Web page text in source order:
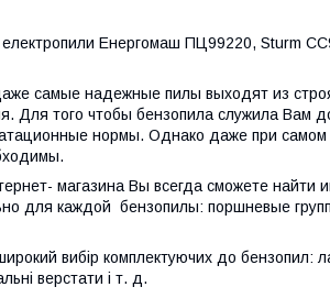
Енергомаш ПЦ99220, Sturm
самые надежные пилы выходят из
Для того чтобы бензопила служила Вам
нормы. Однако даже при
магазина Вы всегда сможете
для каждой бензопилы: поршневые
вибір комплектуючих до бензопил:
верстати і т. д.